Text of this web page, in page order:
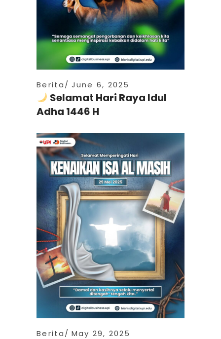
Berita June 6, 2025
Selamat Hari Raya Idul
Adha 1446 H
Berita May 29, 2025